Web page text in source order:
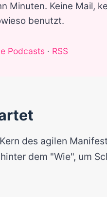
Minuten. Keine Mail,
benutzt.
Podcasts · RSS
des agilen
dem "Wie", um